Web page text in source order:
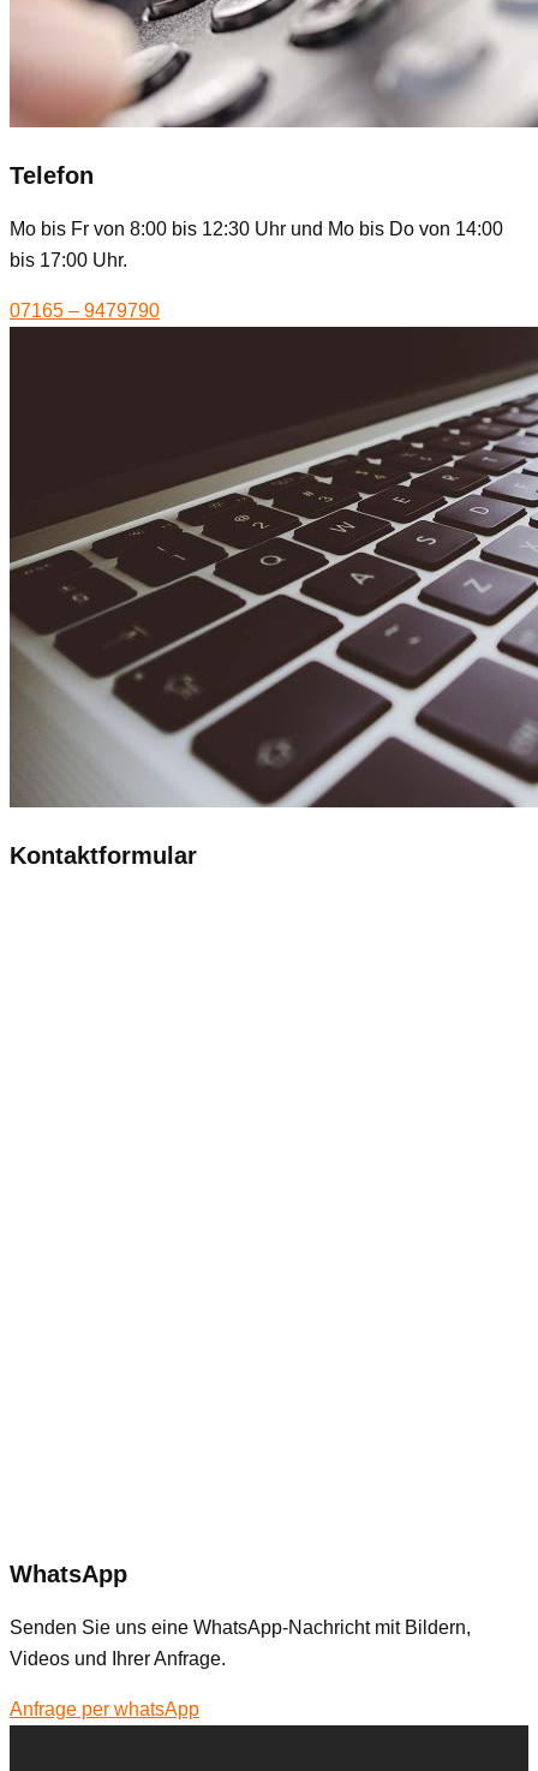
Telefon
Mo bis Fr von 8:00 bis 12:30 Uhr und Mo bis Do von 14:00
bis 17:00 Uhr.
07165 – 9479790
Kontaktformular
WhatsApp
Senden Sie uns eine WhatsApp-Nachricht mit Bildern,
Videos und Ihrer Anfrage.
Anfrage per whatsApp